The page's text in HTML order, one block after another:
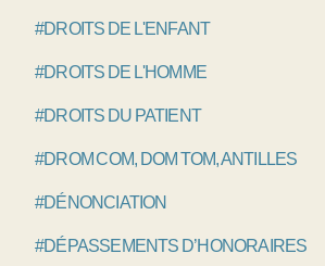
#DROITS DE L'ENFANT
#DROITS DE L'HOMME
#DROITS DU PATIENT
#DROM COM, DOM TOM, ANTILLES
#DÉNONCIATION
#DÉPASSEMENTS D’HONORAIRES